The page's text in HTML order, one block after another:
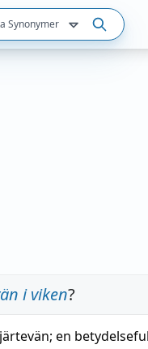
Synonymer
i viken?
en